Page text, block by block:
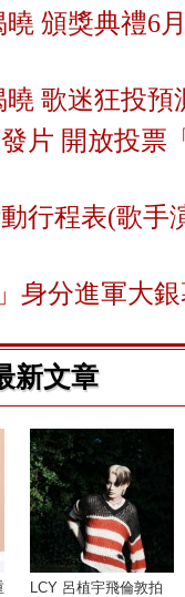
頒獎典禮6
歌迷狂投預
片 開放投票
行程表(歌手
身分進軍大
新文章
LCY 呂植宇飛倫敦拍